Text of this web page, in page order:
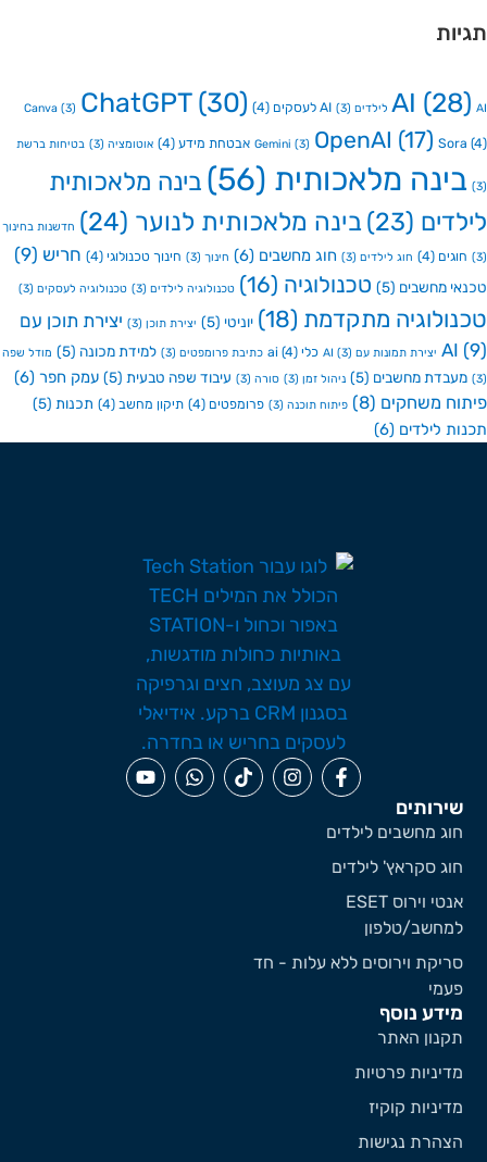
AI
(3) AI לעסקים (4)
Canva(3) ChatGPT(30)
Gemini(3) OpenAI(17) אבטחת מידע (4) אוטומציה(3) בטיחות ברשת
מלאכותית(56)
בינה מלאכותית
(23) בינה מלאכותית לנוער(24) חדשנות בחינוך
(4) חוג לילדים(3) חוג מחשבים(6) חינוך (3) חינוך טכנולוגי(4) חריש(9)
מחשבים(5) טכנולוגיה(16) טכנולוגיה לילדים(3) טכנולוגיה לעסקים(3)
מתקדמת(18) יוניטי (5) יצירת תוכן(3)
יצירת תוכן עם
AI יצירת תמונות עם AI(3) כלי ai(4) כתיבת פרומפטים(3) למידת מכונה(5) מודל שפה
מחשבים(5) ניהול זמן(3) סורה (3) עיבוד שפה טבעית(5) עמק חפר (6)
משחקים(8) פיתוח תוכנה (3) פרומפטים(4) תיקון מחשב(4) תכנות(5)
לילדים(6)
נוסף
האתר
פרטיות
קוקיז
נגישות
מחשבים לילדים
סקראץ' לילדים
אנטי וירוס ESET
טלפון
וירוסים ללא עלות - חד